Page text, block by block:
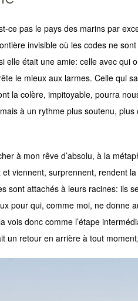
ce pas le pays des marins par
invisible où les codes ne
elle était une amie: celle avec qui
le mieux aux larmes. Celle qui
la colère, impitoyable, pourra
à un rythme plus soutenu,
à mon rêve d’absolu, à la
viennent, surprennent, rendent
sont attachés à leurs racines: ils
pour qui, comme moi, ne donne
donc comme l’étape
un retour en arrière à tout